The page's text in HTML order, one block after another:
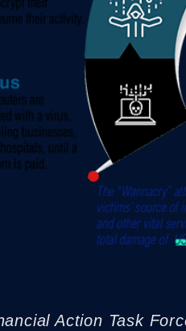
Action Task